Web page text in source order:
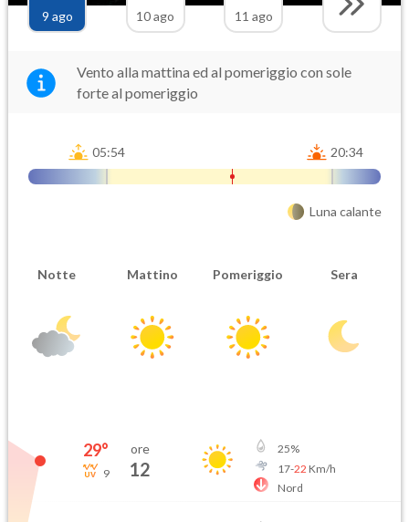
9 ago
10 ago
11 ago
Vento alla mattina ed al pomeriggio con sole
forte al pomeriggio
05:54 20:34
Luna calante
Notte Mattino Pomeriggio Sera
29°
9
ore
12
25%
17-22 Km/h
Nord